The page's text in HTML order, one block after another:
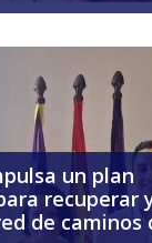
un plan
recuperar
de caminos